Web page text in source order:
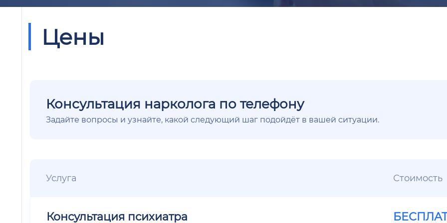
Цены
Консультация нарколога по телефону
Задайте вопросы и узнайте, какой следующий шаг подойдёт в вашей ситуации.
Услуга Стоимость
Консультация психиатра